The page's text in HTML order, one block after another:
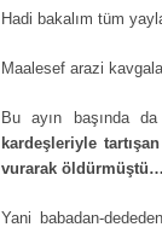
Hadi bakalım tüm
Maalesef arazi
Bu ayın başında da
kardeşleriyle
vurarak öldürmüştü…
Yani babadan-